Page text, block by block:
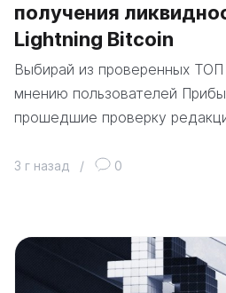
получения
Lightning Bitcoin
Выбирай из проверенных
мнению пользователей
прошедшие проверку
3 г назад / 0